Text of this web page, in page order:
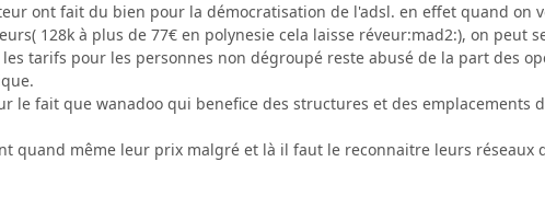
ont fait du bien pour la démocratisation de l'adsl. en effet quand on
128k à plus de 77€ en polynesie cela laisse réveur:mad2:), on peut
tarifs pour les personnes non dégroupé reste abusé de la part des
le fait que wanadoo qui benefice des structures et des emplacements
quand même leur prix malgré et là il faut le reconnaitre leurs réseaux